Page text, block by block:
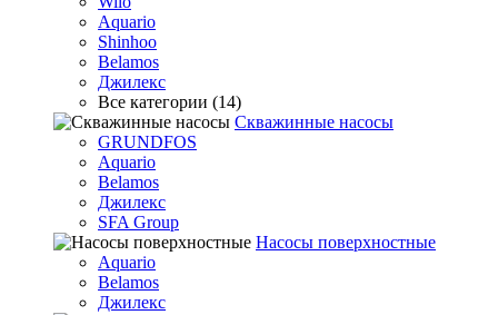
Aquario
Shinhoo
Belamos
Джилекс
Все категории (14)
Скважинные насосы
GRUNDFOS
Aquario
Belamos
Джилекс
SFA Group
Насосы поверхностные
Aquario
Belamos
Джилекс